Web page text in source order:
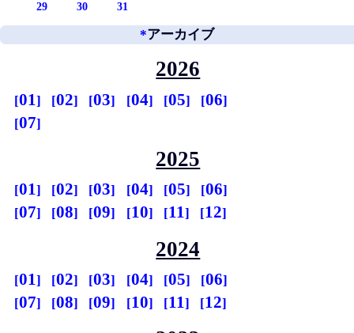
29 30 31
*アーカイブ
2026
01 02 03 04 05
06
07
2025
01 02 03 04 05
06
07
08 09 10 11 12
2024
01 02 03 04 05
06
07
08 09 10 11 12